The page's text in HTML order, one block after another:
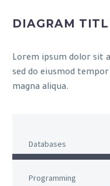
DIAGRAM
Lorem ipsum dolor sit
sed do eiusmod
magna aliqua.
Databases
Programming